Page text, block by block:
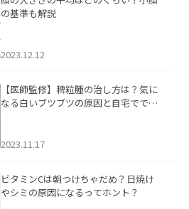
の基準も解説
2023.12.12
【医師監修】稗粒腫の治し方は？気に
なる白いブツブツの原因と自宅ででき
2023.11.17
ビタミンCは朝つけちゃだめ？日焼け
やシミの原因になるってホント？